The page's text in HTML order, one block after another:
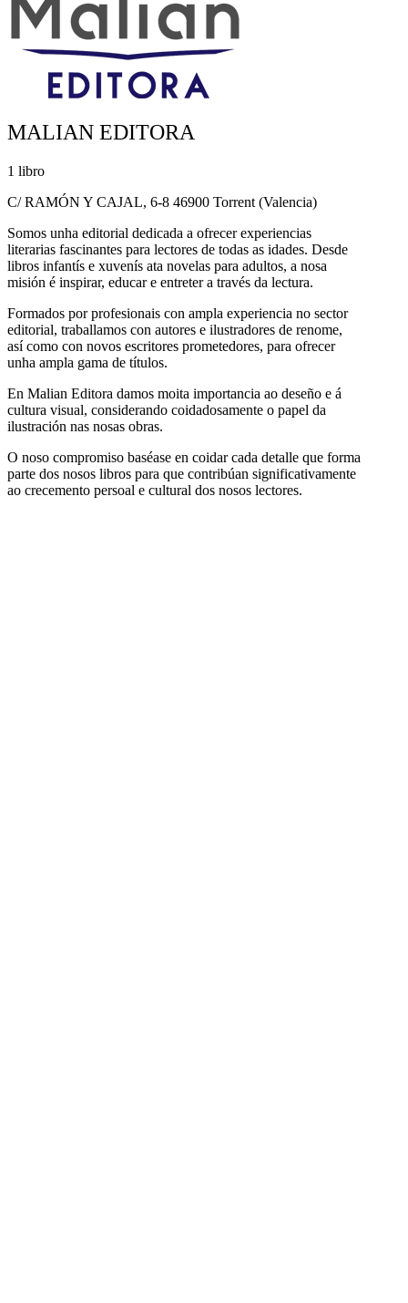
MALIAN EDITORA
1 libro
C/ RAMÓN Y CAJAL, 6-8 46900 Torrent (Valencia)
Somos unha editorial dedicada a ofrecer experiencias
literarias fascinantes para lectores de todas as idades. Desde
libros infantís e xuvenís ata novelas para adultos, a nosa
misión é inspirar, educar e entreter a través da lectura.
Formados por profesionais con ampla experiencia no sector
editorial, traballamos con autores e ilustradores de renome,
así como con novos escritores prometedores, para ofrecer
unha ampla gama de títulos.
En Malian Editora damos moita importancia ao deseño e á
cultura visual, considerando coidadosamente o papel da
ilustración nas nosas obras.
O noso compromiso baséase en coidar cada detalle que forma
parte dos nosos libros para que contribúan significativamente
ao crecemento persoal e cultural dos nosos lectores.